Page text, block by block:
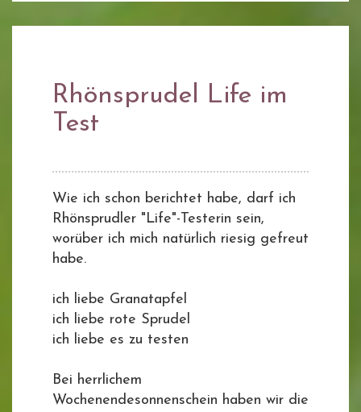
Rhönsprudel Life im
Test
Wie ich schon berichtet habe, darf ich
Rhönsprudler "Life"-Testerin sein,
worüber ich mich natürlich riesig gefreut
habe.
ich liebe Granatapfel
ich liebe rote Sprudel
ich liebe es zu testen
Bei herrlichem
Wochenendesonnenschein haben wir die